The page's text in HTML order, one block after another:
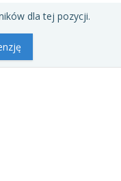
dla tej pozycji.